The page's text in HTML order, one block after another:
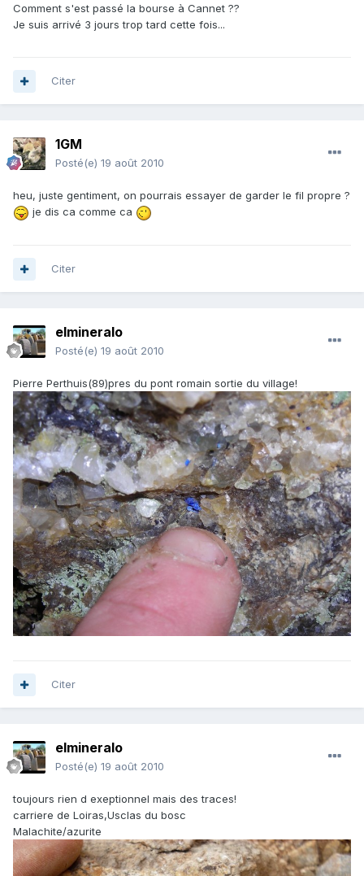
Comment s'est passé la bourse à Cannet ??
Je suis arrivé 3 jours trop tard cette fois...
Citer
1GM
Posté(e) 19 août 2010
heu, juste gentiment, on pourrais essayer de garder le fil propre ?
je dis ca comme ca
Citer
elmineralo
Posté(e) 19 août 2010
Pierre Perthuis(89)pres du pont romain sortie du village!
Citer
elmineralo
Posté(e) 19 août 2010
toujours rien d exeptionnel mais des traces!
carriere de Loiras,Usclas du bosc
Malachite/azurite